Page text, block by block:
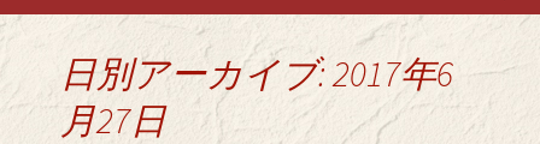
日別アーカイブ: 2017年6
月27日